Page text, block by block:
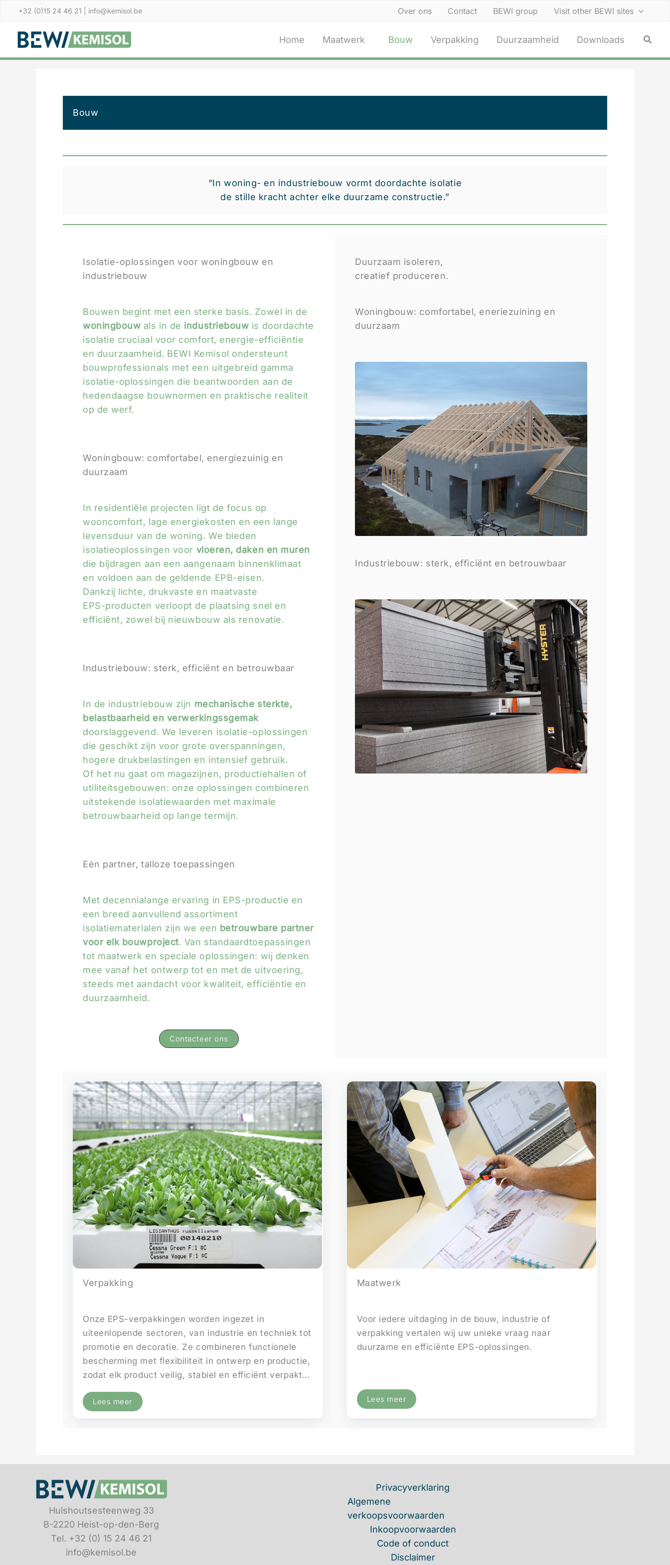
inhoud
+32 (0)15 24 46 21 info@kemisol.be Over ons Contact BEWI group Visit other BEWI sites
Home Maatwerk Bouw Verpakking Duurzaamheid Downloads
Bouw
“In woning- en industriebouw vormt doordachte isolatie
de stille kracht achter elke duurzame constructie.”
Isolatie-oplossingen voor woningbouw en
industriebouw
Bouwen begint met een sterke basis. Zowel in de
woningbouw als in de industriebouw is doordachte
isolatie cruciaal voor comfort, energie-efficiëntie
en duurzaamheid. BEWI Kemisol ondersteunt
bouwprofessionals met een uitgebreid gamma
isolatie-oplossingen die beantwoorden aan de
hedendaagse bouwnormen en praktische realiteit
op de werf.
Woningbouw: comfortabel, energiezuinig en
duurzaam
In residentiële projecten ligt de focus op
wooncomfort, lage energiekosten en een lange
levensduur van de woning. We bieden
isolatieoplossingen voor vloeren, daken en muren
die bijdragen aan een aangenaam binnenklimaat
en voldoen aan de geldende EPB-eisen.
Dankzij lichte, drukvaste en maatvaste
EPS-producten verloopt de plaatsing snel en
efficiënt, zowel bij nieuwbouw als renovatie.
Industriebouw: sterk, efficiënt en betrouwbaar
In de industriebouw zijn mechanische sterkte,
belastbaarheid en verwerkingssgemak
doorslaggevend. We leveren isolatie-oplossingen
die geschikt zijn voor grote overspanningen,
hogere drukbelastingen en intensief gebruik.
Of het nu gaat om magazijnen, productiehallen of
utiliteitsgebouwen: onze oplossingen combineren
uitstekende isolatiewaarden met maximale
betrouwbaarheid op lange termijn.
Eén partner, talloze toepassingen
Met decennialange ervaring in EPS-productie en
een breed aanvullend assortiment
isolatiematerialen zijn we een betrouwbare partner
voor elk bouwproject. Van standaardtoepassingen
tot maatwerk en speciale oplossingen: wij denken
mee vanaf het ontwerp tot en met de uitvoering,
steeds met aandacht voor kwaliteit, efficiëntie en
duurzaamheid.
Contacteer ons
Duurzaam isoleren,
creatief produceren.
Woningbouw: comfortabel, eneriezuining en
duurzaam
Industriebouw: sterk, efficiënt en betrouwbaar
Verpakking
Onze EPS-verpakkingen worden ingezet in
uiteenlopende sectoren, van industrie en techniek tot
promotie en decoratie. Ze combineren functionele
bescherming met flexibiliteit in ontwerp en productie,
zodat elk product veilig, stabiel en efficiënt verpakt…
Lees meer
Maatwerk
Voor iedere uitdaging in de bouw, industrie of
verpakking vertalen wij uw unieke vraag naar
duurzame en efficiënte EPS-oplossingen.
Lees meer
Hulshoutsesteenweg 33
B-2220 Heist-op-den-Berg
Tel. +32 (0) 15 24 46 21
info@kemisol.be
Privacyverklaring
Algemene
verkoopsvoorwaarden
Inkoopvoorwaarden
Code of conduct
Disclaimer